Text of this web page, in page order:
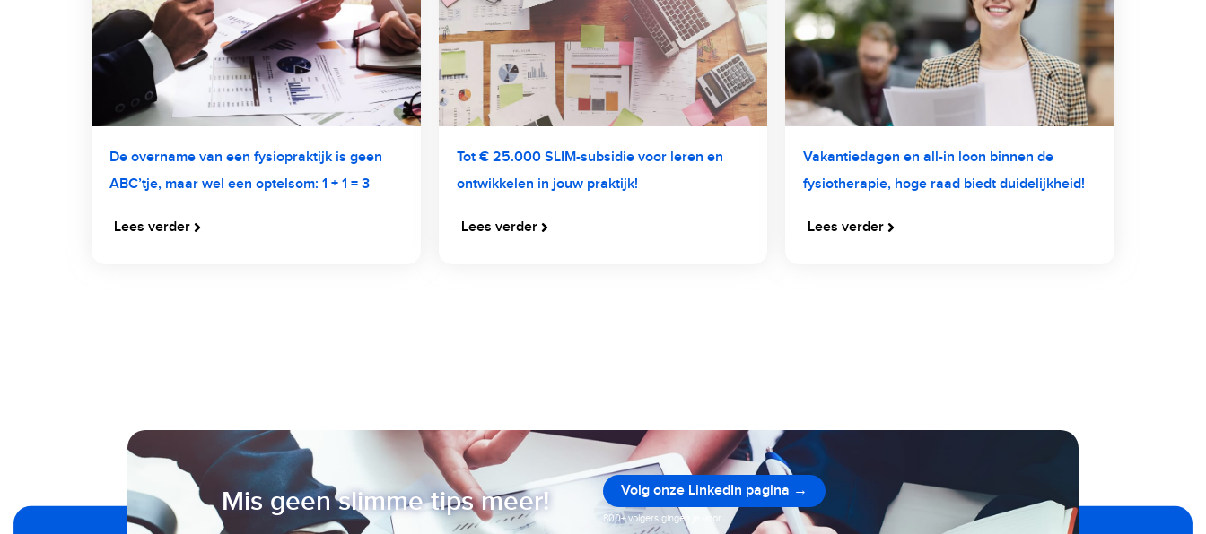
De overname van een fysiopraktijk is geen
ABC’tje, maar wel een optelsom: 1 + 1 = 3
Lees verder
Tot € 25.000 SLIM-subsidie voor leren en
ontwikkelen in jouw praktijk!
Lees verder
Vakantiedagen en all-in loon binnen de
fysiotherapie, hoge raad biedt duidelijkheid!
Lees verder
Mis geen slimme tips meer! Volg onze LinkedIn pagina →
800+ volgers gingen je voor